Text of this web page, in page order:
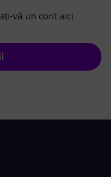
vă un cont aici.